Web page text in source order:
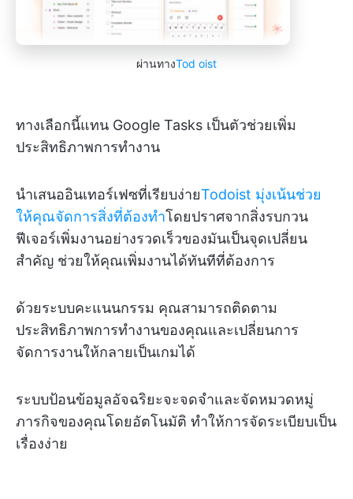
ผ่านทางTod oist
ทางเลือกนี้แทน Google Tasks เป็นตัวช่วยเพิ่ม
ประสิทธิภาพการทำงาน
นำเสนออินเทอร์เฟซที่เรียบง่ายTodoist มุ่งเน้นช่วย
ให้คุณจัดการสิ่งที่ต้องทำโดยปราศจากสิ่งรบกวน
ฟีเจอร์เพิ่มงานอย่างรวดเร็วของมันเป็นจุดเปลี่ยน
สำคัญ ช่วยให้คุณเพิ่มงานได้ทันทีที่ต้องการ
ด้วยระบบคะแนนกรรม คุณสามารถติดตาม
ประสิทธิภาพการทำงานของคุณและเปลี่ยนการ
จัดการงานให้กลายเป็นเกมได้
ระบบป้อนข้อมูลอัจฉริยะจะจดจำและจัดหมวดหมู่
ภารกิจของคุณโดยอัตโนมัติ ทำให้การจัดระเบียบเป็น
เรื่องง่าย